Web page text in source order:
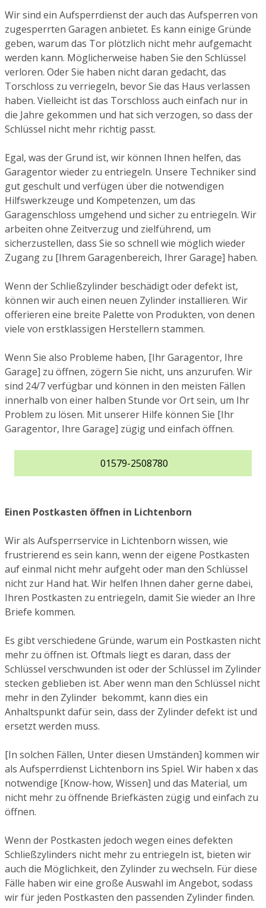
Wir sind ein Aufsperrdienst der auch das Aufsperren von
zugesperrten Garagen anbietet. Es kann einige Gründe
geben, warum das Tor plötzlich nicht mehr aufgemacht
werden kann. Möglicherweise haben Sie den Schlüssel
verloren. Oder Sie haben nicht daran gedacht, das
Torschloss zu verriegeln, bevor Sie das Haus verlassen
haben. Vielleicht ist das Torschloss auch einfach nur in
die Jahre gekommen und hat sich verzogen, so dass der
Schlüssel nicht mehr richtig passt.
Egal, was der Grund ist, wir können Ihnen helfen, das
Garagentor wieder zu entriegeln. Unsere Techniker sind
gut geschult und verfügen über die notwendigen
Hilfswerkzeuge und Kompetenzen, um das
Garagenschloss umgehend und sicher zu entriegeln. Wir
arbeiten ohne Zeitverzug und zielführend, um
sicherzustellen, dass Sie so schnell wie möglich wieder
Zugang zu [Ihrem Garagenbereich, Ihrer Garage] haben.
Wenn der Schließzylinder beschädigt oder defekt ist,
können wir auch einen neuen Zylinder installieren. Wir
offerieren eine breite Palette von Produkten, von denen
viele von erstklassigen Herstellern stammen.
Wenn Sie also Probleme haben, [Ihr Garagentor, Ihre
Garage] zu öffnen, zögern Sie nicht, uns anzurufen. Wir
sind 24/7 verfügbar und können in den meisten Fällen
innerhalb von einer halben Stunde vor Ort sein, um Ihr
Problem zu lösen. Mit unserer Hilfe können Sie [Ihr
Garagentor, Ihre Garage] zügig und einfach öffnen.
01579-2508780
Einen Postkasten öffnen in Lichtenborn
Wir als Aufsperrservice in Lichtenborn wissen, wie
frustrierend es sein kann, wenn der eigene Postkasten
auf einmal nicht mehr aufgeht oder man den Schlüssel
nicht zur Hand hat. Wir helfen Ihnen daher gerne dabei,
Ihren Postkasten zu entriegeln, damit Sie wieder an Ihre
Briefe kommen.
Es gibt verschiedene Gründe, warum ein Postkasten nicht
mehr zu öffnen ist. Oftmals liegt es daran, dass der
Schlüssel verschwunden ist oder der Schlüssel im Zylinder
stecken geblieben ist. Aber wenn man den Schlüssel nicht
mehr in den Zylinder bekommt, kann dies ein
Anhaltspunkt dafür sein, dass der Zylinder defekt ist und
ersetzt werden muss.
[In solchen Fällen, Unter diesen Umständen] kommen wir
als Aufsperrdienst Lichtenborn ins Spiel. Wir haben x das
notwendige [Know-how, Wissen] und das Material, um
nicht mehr zu öffnende Briefkästen zügig und einfach zu
öffnen.
Wenn der Postkasten jedoch wegen eines defekten
Schließzylinders nicht mehr zu entriegeln ist, bieten wir
auch die Möglichkeit, den Zylinder zu wechseln. Für diese
Fälle haben wir eine große Auswahl im Angebot, sodass
wir für jeden Postkasten den passenden Zylinder finden.